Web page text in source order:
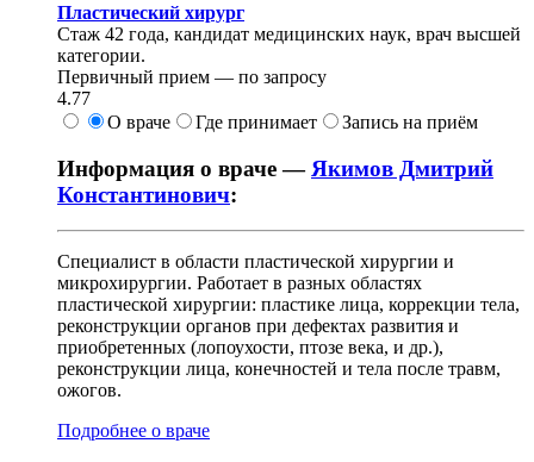
Пластический хирург
Стаж 42 года, кандидат медицинских наук, врач высшей
категории.
Первичный прием — по запросу
4.77
О враче
Где принимает Запись на приём
Информация о враче — Якимов Дмитрий
Константинович:
Специалист в области пластической хирургии и
микрохирургии. Работает в разных областях
пластической хирургии: пластике лица, коррекции тела,
реконструкции органов при дефектах развития и
приобретенных (лопоухости, птозе века, и др.),
реконструкции лица, конечностей и тела после травм,
ожогов.
Подробнее о враче